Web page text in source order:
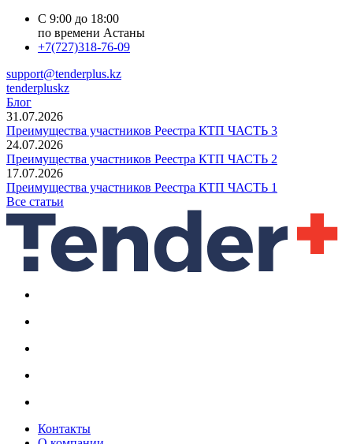
С 9:00 до 18:00
по времени Астаны
+7(727)318-76-09
support@tenderplus.kz
tenderpluskz
Блог
31.07.2026
Преимущества участников Реестра КТП ЧАСТЬ 3
24.07.2026
Преимущества участников Реестра КТП ЧАСТЬ 2
17.07.2026
Преимущества участников Реестра КТП ЧАСТЬ 1
Все статьи
Контакты